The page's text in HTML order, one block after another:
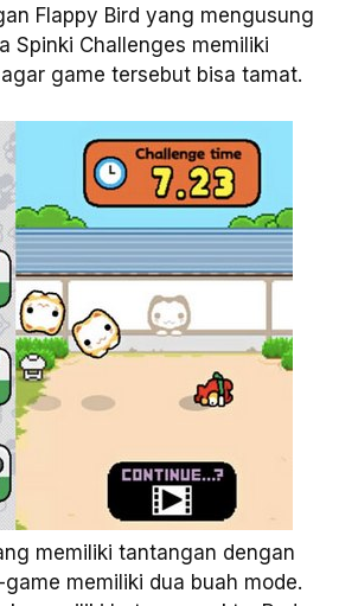
Flappy Bird yang mengusung
Spinki Challenges memiliki
game tersebut bisa tamat.
memiliki tantangan dengan
memiliki dua buah mode.